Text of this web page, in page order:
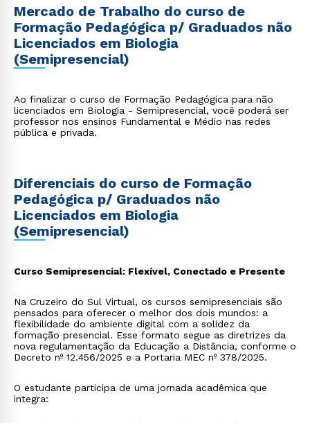
Mercado de Trabalho do curso de
Formação Pedagógica p/ Graduados não
Licenciados em Biologia
(Semipresencial)
Ao finalizar o curso de Formação Pedagógica para não
licenciados em Biologia - Semipresencial, você poderá ser
professor nos ensinos Fundamental e Médio nas redes
pública e privada.
Diferenciais do curso de Formação
Pedagógica p/ Graduados não
Licenciados em Biologia
(Semipresencial)
Curso Semipresencial: Flexível, Conectado e Presente
Na Cruzeiro do Sul Virtual, os cursos semipresenciais são
pensados para oferecer o melhor dos dois mundos: a
flexibilidade do ambiente digital com a solidez da
formação presencial. Esse formato segue as diretrizes da
nova regulamentação da Educação a Distância, conforme o
Decreto nº 12.456/2025 e a Portaria MEC nº 378/2025.
O estudante participa de uma jornada acadêmica que
integra: